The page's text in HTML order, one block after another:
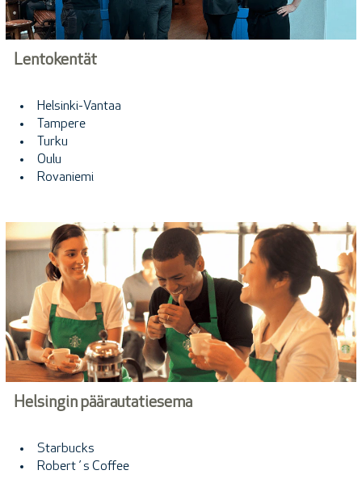
Lentokentät
Helsinki-Vantaa
Tampere
Turku
Oulu
Rovaniemi
Helsingin päärautatiesema
Starbucks
Robert´s Coffee